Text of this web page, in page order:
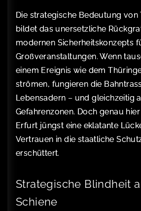
Die strategische Bedeutung
bildet das unersetzliche
modernen Sicherheitskonzepts
Großveranstaltungen. Wenn
einem Ereignis wie dem
strömen, fungieren die
Lebensadern – und gleichzeitig
Gefahrenzonen. Doch genau
Erfurt jüngst eine eklatante
Vertrauen in die staatliche
erschüttert.
Strategische Blindheit
Schiene